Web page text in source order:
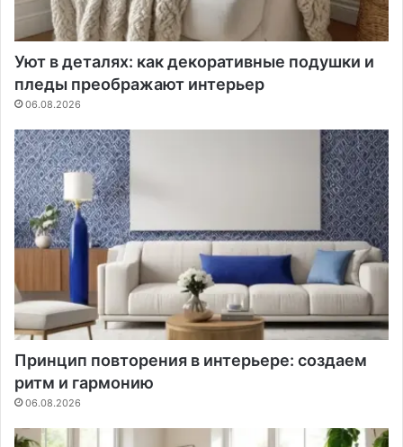
Уют в деталях: как декоративные подушки и
пледы преображают интерьер
06.08.2026
Принцип повторения в интерьере: создаем
ритм и гармонию
06.08.2026